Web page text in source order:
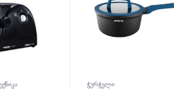
სამზარეულოს ტექნიკა